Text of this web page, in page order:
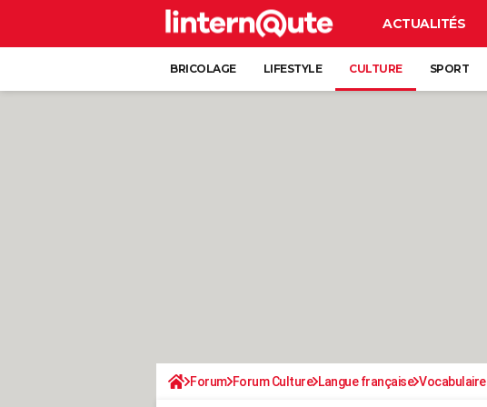
ACTUALITÉS
BRICOLAGE LIFESTYLE CULTURE SPORT
Forum Forum Culture Langue française Vocabulaire